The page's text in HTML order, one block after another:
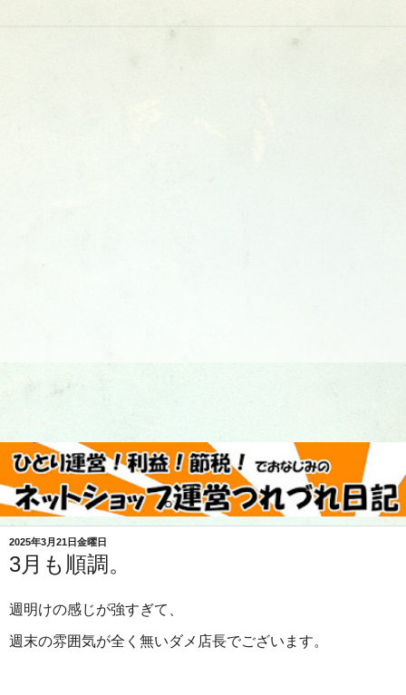
2025年3月21日金曜日
3月も順調。
週明けの感じが強すぎて、
週末の雰囲気が全く無いダメ店長でございます。